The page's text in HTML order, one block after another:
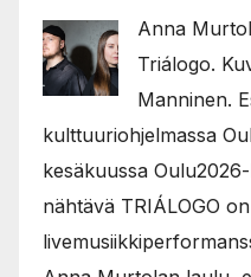
Anna
Triálogo.
Manninen.
kulttuuriohjelmassa
kesäkuussa
nähtävä TRIÁLOGO